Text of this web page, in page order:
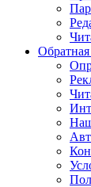
Обратная